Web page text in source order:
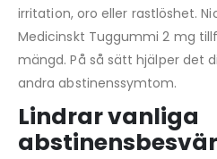
irritation, oro eller rastlöshet.
Medicinskt Tuggummi 2 mg
mängd. På så sätt hjälper det
andra abstinenssymtom.
Lindrar vanliga
abstinensbesvär